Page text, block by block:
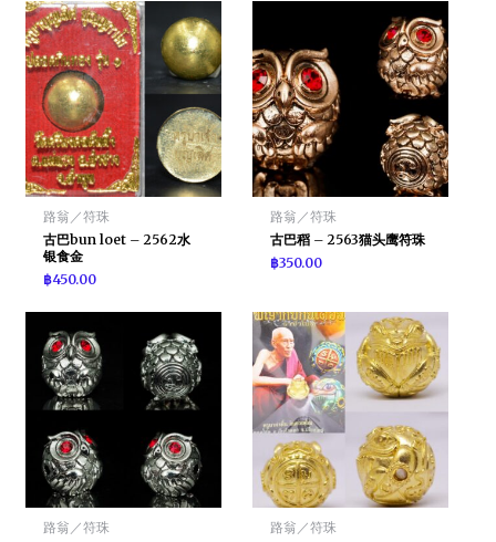
路翁／符珠
古巴bun loet – 2562水
银食金
฿450.00
路翁／符珠
古巴稻 – 2563猫头鹰符珠
฿350.00
路翁／符珠 路翁／符珠